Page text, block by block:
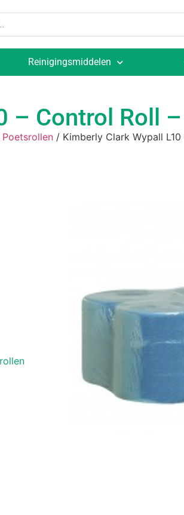
Reinigingsmiddelen
– Control Roll
Poetsrollen / Kimberly Clark Wypall